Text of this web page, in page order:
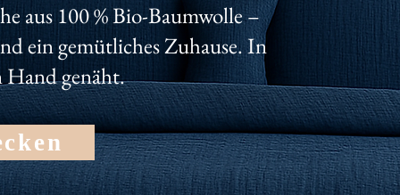
aus 100 % Bio-Baumwolle –
ein gemütliches Zuhause. In
genäht.
Newsletter und erhalte dauerhaft 10% für deinen